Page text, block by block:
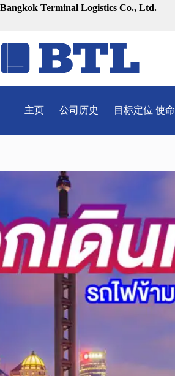
跳
容
Bangkok Terminal Logistics Co., Ltd.
主页 公司历史 目标定位 使命